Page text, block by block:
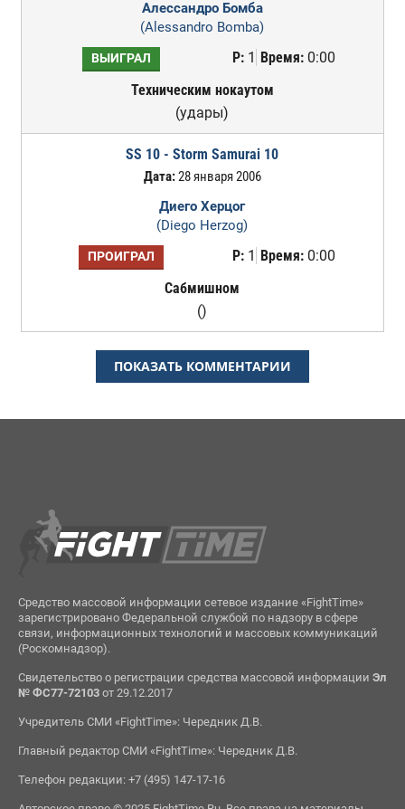
Алессандро Бомба
(Alessandro Bomba)
ВЫИГРАЛ Р:1 Время:0:00
Техническим нокаутом
(удары)
SS 10 - Storm Samurai 10
Дата:28 января 2006
Диего Херцог
(Diego Herzog)
ПРОИГРАЛ Р:1 Время:0:00
Сабмишном
()
ПОКАЗАТЬ КОММЕНТАРИИ
Средство массовой информации сетевое издание «FightTime»
зарегистрировано Федеральной службой по надзору в сфере
связи, информационных технологий и массовых коммуникаций
(Роскомнадзор).
Свидетельство о регистрации средства массовой информации Эл
№ ФС77-72103от 29.12.2017
Учредитель СМИ «FightTime»: Чередник Д.В.
Главный редактор СМИ «FightTime»: Чередник Д.В.
Телефон редакции: +7 (495) 147-17-16